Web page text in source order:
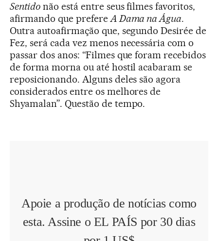
Sentidonão está entre seus filmes favoritos,
afirmando que prefereA Dama na Água.
Outra autoafirmação que, segundo Desirée de
Fez, será cada vez menos necessária com o
passar dos anos: “Filmes que foram recebidos
de forma morna ou até hostil acabaram se
reposicionando. Alguns deles são agora
considerados entre os melhores de
Shyamalan”. Questão de tempo.
Apoie a produção de notícias como
esta. Assine o EL PAÍS por 30 dias